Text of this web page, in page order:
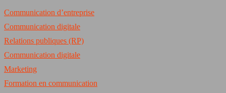
Communication d’entreprise
Communication digitale
Relations publiques (RP)
Communication digitale
Marketing
Formation en communication